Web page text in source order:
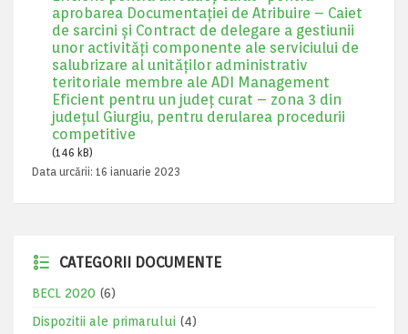
aprobarea Documentației de Atribuire – Caiet
de sarcini și Contract de delegare a gestiunii
unor activităţi componente ale serviciului de
salubrizare al unităților administrativ
teritoriale membre ale ADI Management
Eficient pentru un județ curat – zona 3 din
județul Giurgiu, pentru derularea procedurii
competitive
(146 kB)
Data urcării: 16 ianuarie 2023
CATEGORII DOCUMENTE
BECL 2020 (6)
Dispozitii ale primarului (4)